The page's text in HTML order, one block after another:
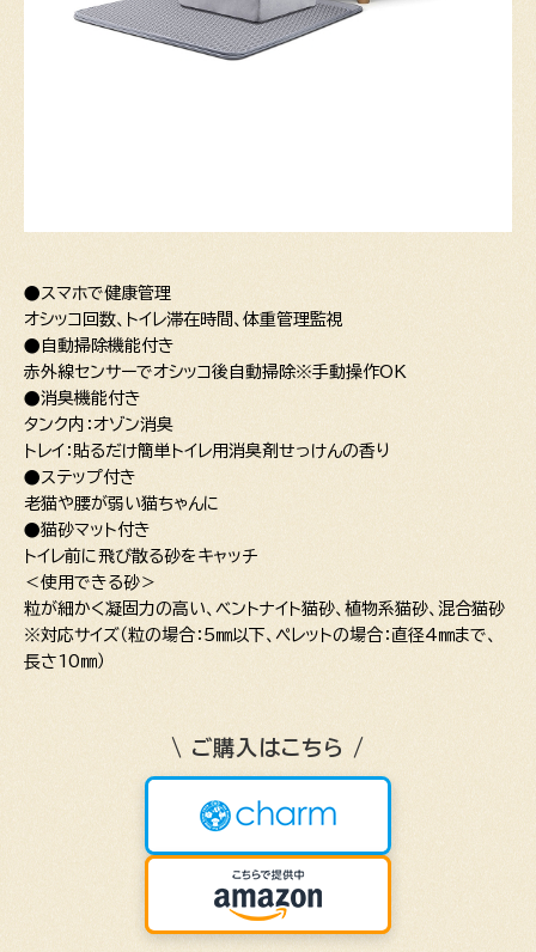
●スマホで健康管理
オシッコ回数、トイレ滞在時間、体重管理監視
●自動掃除機能付き
赤外線センサーでオシッコ後自動掃除※手動操作OK
●消臭機能付き
タンク内：オゾン消臭
トレイ：貼るだけ簡単トイレ用消臭剤せっけんの香り
●ステップ付き
老猫や腰が弱い猫ちゃんに
●猫砂マット付き
トイレ前に飛び散る砂をキャッチ
＜使用できる砂＞
粒が細かく凝固力の高い、ベントナイト猫砂、植物系猫砂、混合猫砂
※対応サイズ（粒の場合：5㎜以下、ペレットの場合：直径4㎜まで、
長さ10㎜）
\ ご購入はこちら /